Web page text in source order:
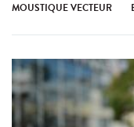
MOUSTIQUE VECTEUR